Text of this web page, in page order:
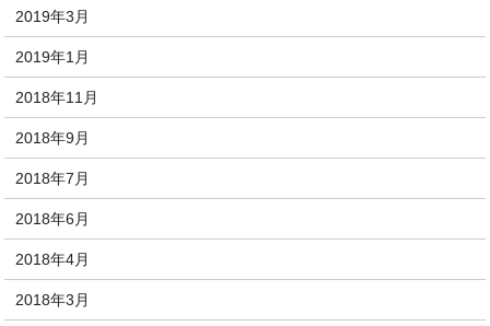
2019年3月
2019年1月
2018年11月
2018年9月
2018年7月
2018年6月
2018年4月
2018年3月